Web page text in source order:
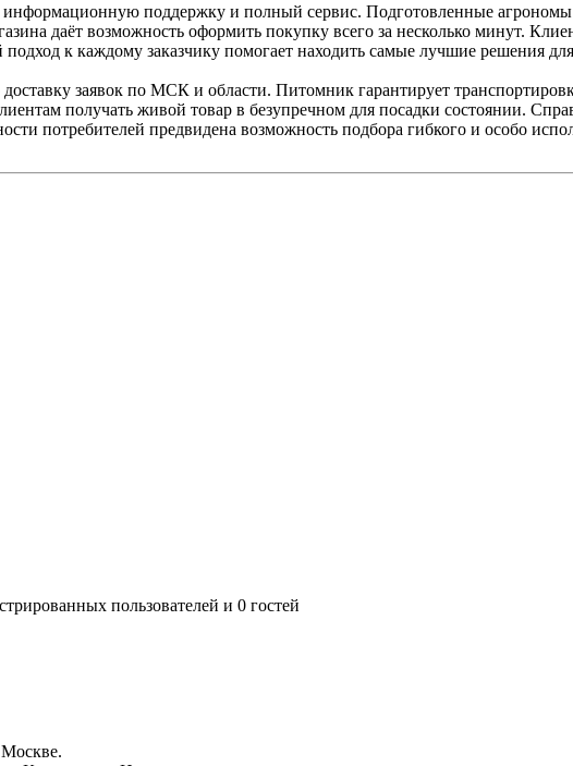
поддержку и полный сервис. Подготовленные
даёт возможность оформить покупку всего за несколько минут.
к каждому заказчику помогает находить самые лучшие решения
заявок по МСК и области. Питомник гарантирует
получать живой товар в безупречном для посадки состоянии.
потребителей предвидена возможность подбора гибкого и особо
пользователей и 0 гостей